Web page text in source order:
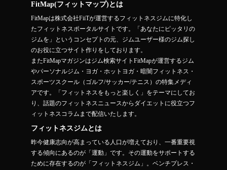
FitMap(フィットマップ)とは
FitMapは株式会社FiiTが運営するフィットネスジムに特化し
たフィットネスポータルサイトです。「あなたにピッタリの
ジムを」というコンセプトの元、ジムユーザー様のジム探し
のお役に立つサイト作りをしております。
またFitMapマガジンはジム検索サイトFitMapが運営するジム
やパーソナルジム・ヨガ・ホットヨガ・暗闇フィットネス・
スポーツスクール（ゴルフ/サッカー/テニス）の特集メディ
アです。「フィットネスをもっと楽しく」をテーマにしてお
り、話題のフィットネスニュースからダイエットに役立つフ
ィットネスコラムまで配信いたします。
フィットネスジムとは
昨今健康志向が高まっている人口が増えており、一番重要視
する傾向にあるのが「運動」です。その運動をサポートする
ために存在するのが「フィットネスジム」。ベンチプレス・